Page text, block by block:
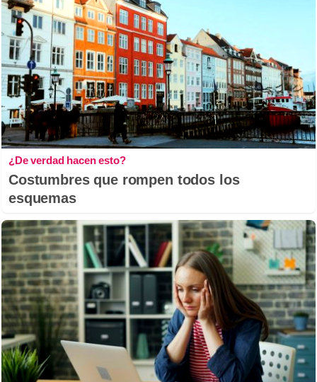
¿De verdad hacen esto?
Costumbres que rompen todos los
esquemas